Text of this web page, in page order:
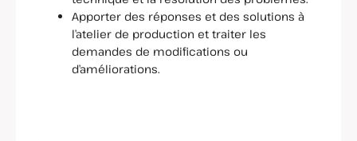
Apporter des réponses et des solutions à
l’atelier de production et traiter les
demandes de modifications ou
d’améliorations.